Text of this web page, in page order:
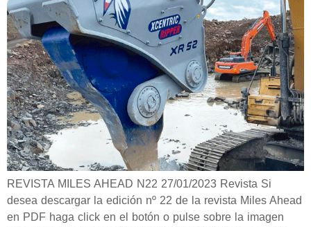
REVISTA MILES AHEAD N22 27/01/2023 Revista Si
desea descargar la edición nº 22 de la revista Miles Ahead
en PDF haga click en el botón o pulse sobre la imagen